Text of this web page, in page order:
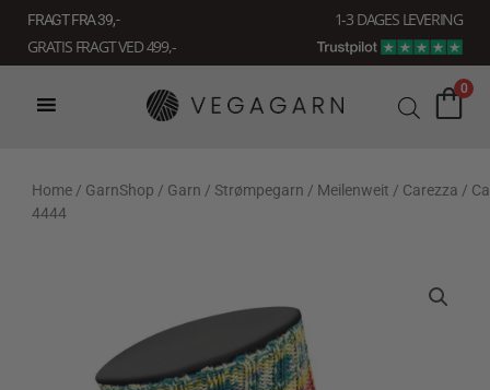
indholdet
FRAGT FRA 39, -
1-3 DAGES LEVERING
GRATIS FRAGT VED 499,-
0
Home / GarnShop / Garn / Strømpegarn / Meilenweit / Carezza /
4444